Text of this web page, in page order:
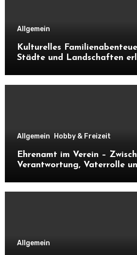
Allgemein
Kulturelles
Städte und Landschaften
Allgemein Hobby & Freizeit
Ehrenamt im Verein –
Verantwortung, Vaterrolle
Allgemein